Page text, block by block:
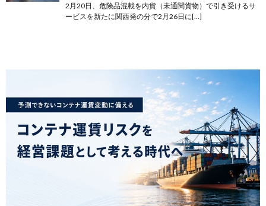
2月20日、危険品混載を内貨（未通関貨物）で引き受けるサ
ービスを新たに関西発の分で2月26日に[…]